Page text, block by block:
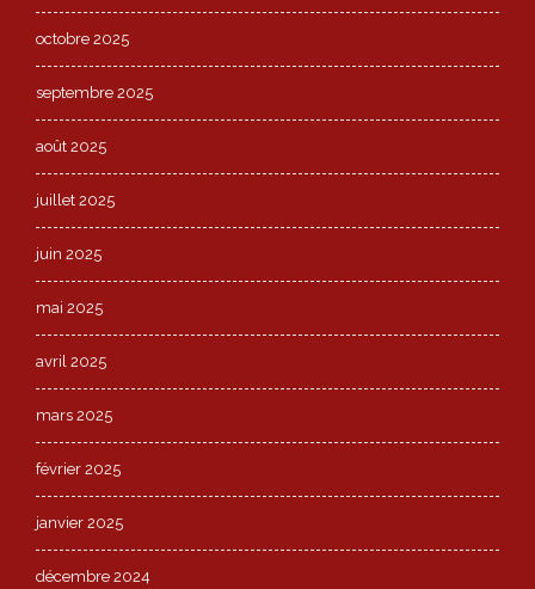
octobre 2025
septembre 2025
août 2025
juillet 2025
juin 2025
mai 2025
avril 2025
mars 2025
février 2025
janvier 2025
décembre 2024